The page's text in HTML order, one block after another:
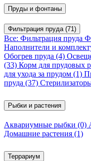
Пруды и фонтаны
Фильтрация пруда (71)
Все: Фильтрация пруда
Наполнители и
Обогрев пруда (4)
(33) Корм для прудовых
для ухода за прудом (1)
пруда (37)
Рыбки и растения
Аквариумные рыбки (0)
Домашние растения (1)
Террариум